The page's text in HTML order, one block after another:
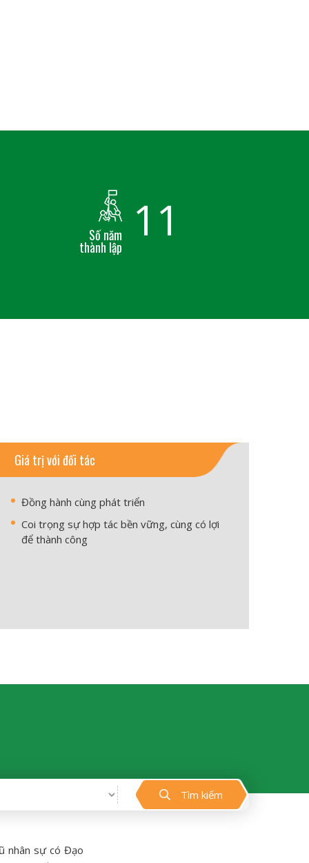
Số năm
thành lập 11
Giá trị với đối tác
Đồng hành cùng phát triển
Coi trọng sự hợp tác bền vững, cùng có lợi
để thành công
Tìm kiếm
nhân sự có Đạo